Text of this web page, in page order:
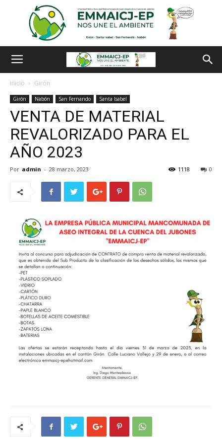
Inicio Girón
Girón Nabón San Fernando Santa Isabel
VENTA DE MATERIAL
REVALORIZADO PARA EL
AÑO 2023
Por admin - 28 marzo, 2023 0
1118